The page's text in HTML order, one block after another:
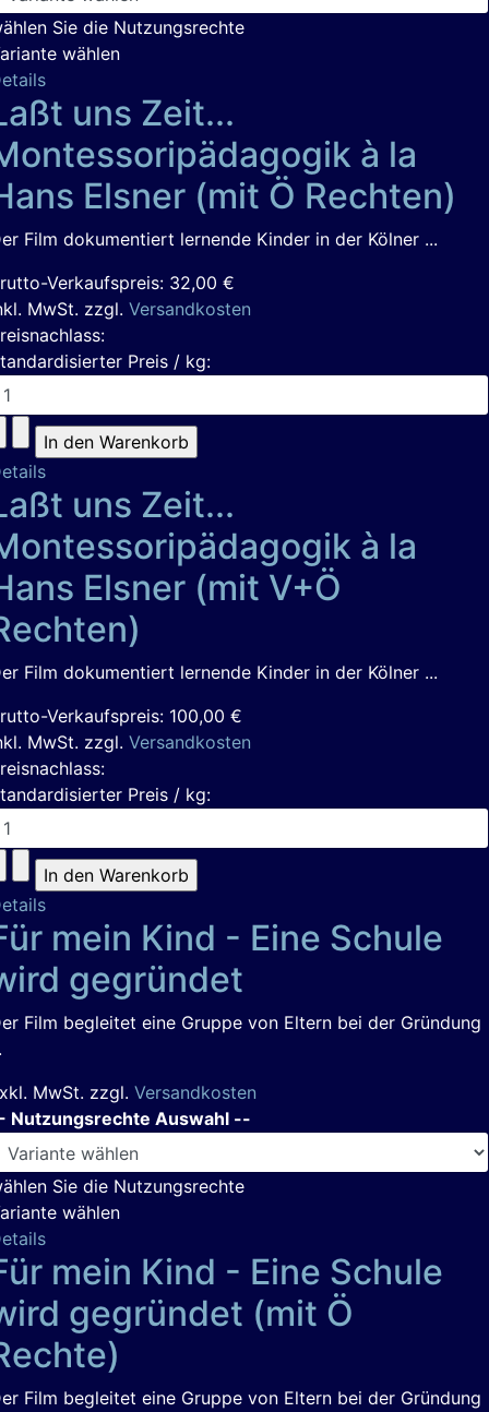
Sie die Nutzungsrechte
wählen
uns Zeit...
à la
Elsner (mit Ö Rechten)
Film dokumentiert lernende Kinder in der Kölner ...
Verkaufspreis: 32,00 €
MwSt. zzgl. Versandkosten
Preis / kg:
uns Zeit...
à la
Elsner (mit V+Ö
Film dokumentiert lernende Kinder in der Kölner ...
Verkaufspreis: 100,00 €
MwSt. zzgl. Versandkosten
Preis / kg:
mein Kind - Eine Schule
gegründet
Film begleitet eine Gruppe von Eltern bei der Gründung
MwSt. zzgl. Versandkosten
Nutzungsrechte Auswahl --
Sie die Nutzungsrechte
wählen
mein Kind - Eine Schule
gegründet (mit Ö
Film begleitet eine Gruppe von Eltern bei der Gründung